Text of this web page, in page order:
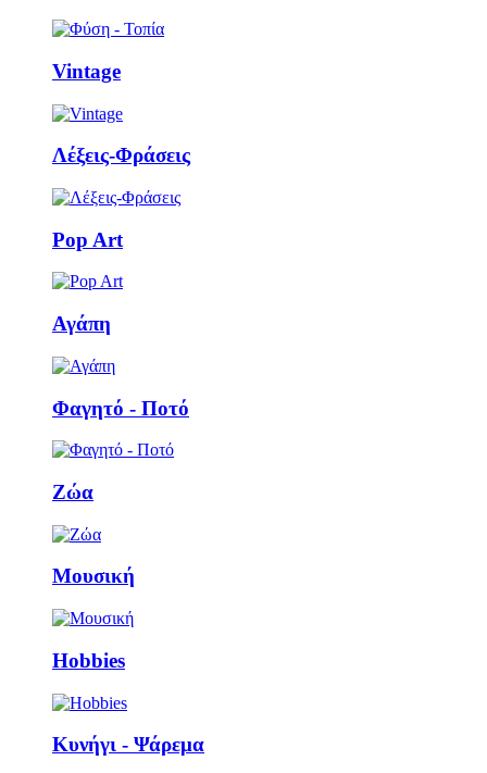
Vintage
Λέξεις-Φράσεις
Pop Art
Αγάπη
Φαγητό - Ποτό
Ζώα
Μουσική
Ηobbies
Κυνήγι - Ψάρεμα